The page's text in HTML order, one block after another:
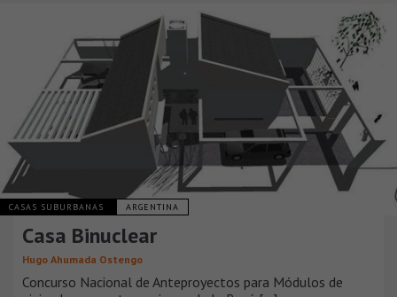
CASAS SUBURBANAS ARGENTINA
Casa Binuclear
Hugo Ahumada Ostengo
Concurso Nacional de Anteproyectos para Módulos de